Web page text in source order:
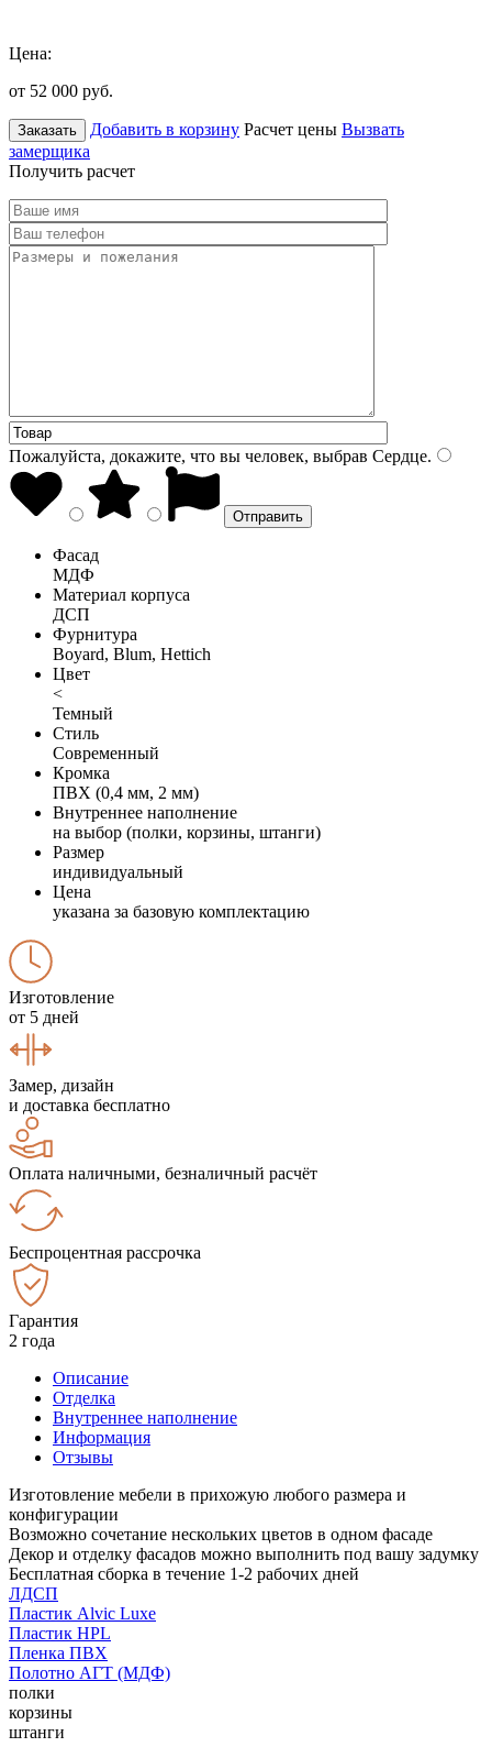
Цена:
от 52 000 руб.
Заказать Добавить в корзину Расчет цены Вызвать
замерщика
Получить расчет
Пожалуйста, докажите, что вы человек, выбрав Сердце.
Фасад
МДФ
Материал корпуса
ДСП
Фурнитура
Boyard, Blum, Hettich
Цвет
<
Темный
Стиль
Современный
Кромка
ПВХ (0,4 мм, 2 мм)
Внутреннее наполнение
на выбор (полки, корзины, штанги)
Размер
индивидуальный
Цена
указана за базовую комплектацию
Изготовление
от 5 дней
Замер, дизайн
и доставка бесплатно
Оплата наличными, безналичный расчёт
Беспроцентная рассрочка
Гарантия
2 года
Описание
Отделка
Внутреннее наполнение
Информация
Отзывы
Изготовление мебели в прихожую любого размера и
конфигурации
Возможно сочетание нескольких цветов в одном фасаде
Декор и отделку фасадов можно выполнить под вашу задумку
Бесплатная сборка в течение 1-2 рабочих дней
ЛДСП
Пластик Alvic Luxe
Пластик HPL
Пленка ПВХ
Полотно АГТ (МДФ)
полки
корзины
штанги